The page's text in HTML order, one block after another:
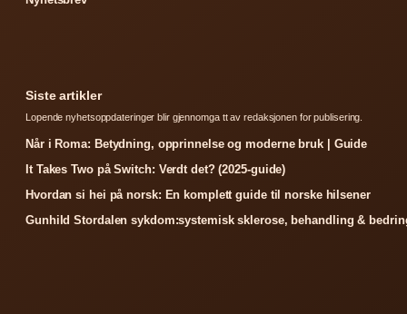
Siste artikler
Lopende nyhetsoppdateringer blir gjennomga tt av redaksjonen for publisering.
Når i Roma: Betydning, opprinnelse og moderne bruk | Guide
It Takes Two på Switch: Verdt det? (2025-guide)
Hvordan si hei på norsk: En komplett guide til norske hilsener
Gunhild Stordalen sykdom:systemisk sklerose, behandling &